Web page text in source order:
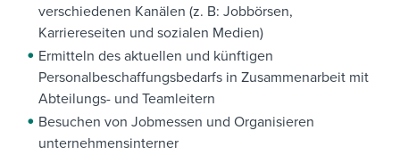
verschiedenen Kanälen (z. B: Jobbörsen,
Karriereseiten und sozialen Medien)
Ermitteln des aktuellen und künftigen
Personalbeschaffungsbedarfs in Zusammenarbeit mit
Abteilungs- und Teamleitern
Besuchen von Jobmessen und Organisieren
unternehmensinterner